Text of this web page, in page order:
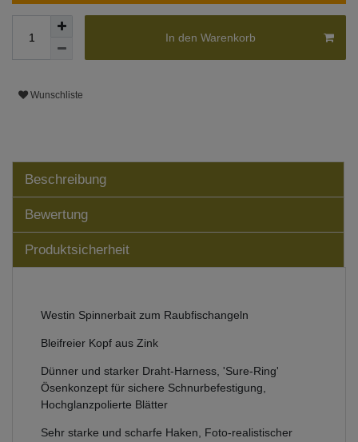
In den Warenkorb
Wunschliste
Beschreibung
Bewertung
Produktsicherheit
Westin Spinnerbait zum Raubfischangeln
Bleifreier Kopf aus Zink
Dünner und starker Draht-Harness, 'Sure-Ring'
Ösenkonzept für sichere Schnurbefestigung,
Hochglanzpolierte Blätter
Sehr starke und scharfe Haken, Foto-realistischer